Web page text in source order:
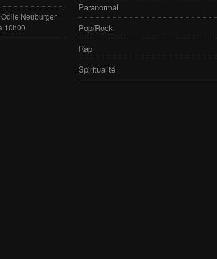
Odile Neuburger
10h00
Paranormal
Pop/Rock
Rap
Spiritualité